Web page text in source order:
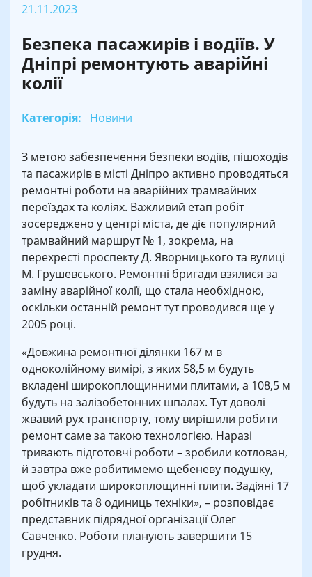
21.11.2023
Безпека пасажирів і водіїв. У
Дніпрі ремонтують аварійні
колії
Категорія: Новини
З метою забезпечення безпеки водіїв, пішоходів
та пасажирів в місті Дніпро активно проводяться
ремонтні роботи на аварійних трамвайних
переїздах та коліях. Важливий етап робіт
зосереджено у центрі міста, де діє популярний
трамвайний маршрут № 1, зокрема, на
перехресті проспекту Д. Яворницького та вулиці
М. Грушевського. Ремонтні бригади взялися за
заміну аварійної колії, що стала необхідною,
оскільки останній ремонт тут проводився ще у
2005 році.
«Довжина ремонтної ділянки 167 м в
одноколійному вимірі, з яких 58,5 м будуть
вкладені широкоплощинними плитами, а 108,5 м
будуть на залізобетонних шпалах. Тут доволі
жвавий рух транспорту, тому вирішили робити
ремонт саме за такою технологією. Наразі
тривають підготовчі роботи – зробили котлован,
й завтра вже робитимемо щебеневу подушку,
щоб укладати широкоплощинні плити. Задіяні 17
робітників та 8 одиниць техніки», – розповідає
представник підрядної організації Олег
Савченко. Роботи планують завершити 15
грудня.